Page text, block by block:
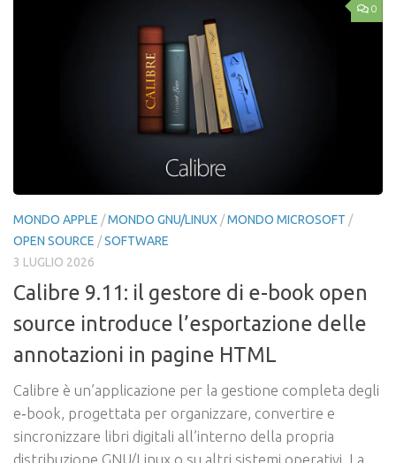
0
MONDO APPLE /MONDO GNU/LINUX /MONDO MICROSOFT /
OPEN SOURCE /SOFTWARE
3 LUGLIO 2026
Calibre 9.11: il gestore di e-book open
source introduce l’esportazione delle
annotazioni in pagine HTML
Calibre è un’applicazione per la gestione completa degli
e‑book, progettata per organizzare, convertire e
sincronizzare libri digitali all’interno della propria
distribuzione GNU/Linux o su altri sistemi operativi. La